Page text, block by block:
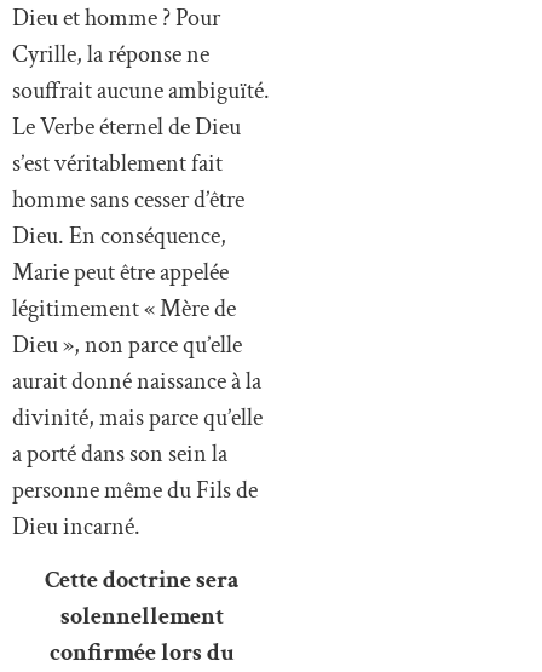
Dieu et homme ? Pour
Cyrille, la réponse ne
souffrait aucune ambiguïté.
Le Verbe éternel de Dieu
s’est véritablement fait
homme sans cesser d’être
Dieu. En conséquence,
Marie peut être appelée
légitimement « Mère de
Dieu », non parce qu’elle
aurait donné naissance à la
divinité, mais parce qu’elle
a porté dans son sein la
personne même du Fils de
Dieu incarné.
Cette doctrine sera
solennellement
confirmée lors du